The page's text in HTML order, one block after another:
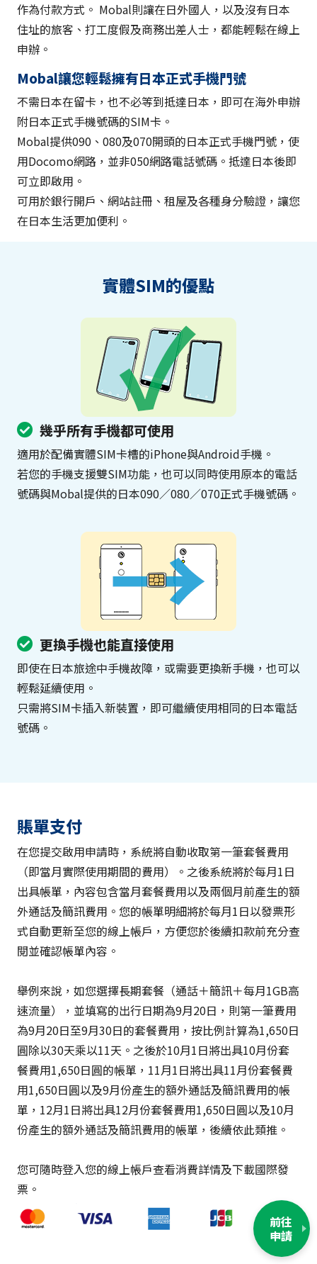
作為付款方式。 Mobal則讓在日外國人，以及沒有日本
住址的旅客、打工度假及商務出差人士，都能輕鬆在線上
申辦。
Mobal讓您輕鬆擁有日本正式手機門號
不需日本在留卡，也不必等到抵達日本，即可在海外申辦
附日本正式手機號碼的SIM卡。
Mobal提供090、080及070開頭的日本正式手機門號，使
用Docomo網路，並非050網路電話號碼。抵達日本後即
可立即啟用。
可用於銀行開戶、網站註冊、租屋及各種身分驗證，讓您
在日本生活更加便利。
實體SIM的優點
幾乎所有手機都可使用
適用於配備實體SIM卡槽的iPhone與Android手機。
若您的手機支援雙SIM功能，也可以同時使用原本的電話
號碼與Mobal提供的日本090／080／070正式手機號碼。
更換手機也能直接使用
即使在日本旅途中手機故障，或需要更換新手機，也可以
輕鬆延續使用。
只需將SIM卡插入新裝置，即可繼續使用相同的日本電話
號碼。
賬單支付
在您提交啟用申請時，系統將自動收取第一筆套餐費用
（即當月實際使用期間的費用）。之後系統將於每月1日
出具帳單，內容包含當月套餐費用以及兩個月前產生的額
外通話及簡訊費用。您的帳單明細將於每月1日以發票形
式自動更新至您的線上帳戶，方便您於後續扣款前充分查
閱並確認帳單內容。
舉例來說，如您選擇長期套餐（通話＋簡訊＋每月1GB高
速流量），並填寫的出行日期為9月20日，則第一筆費用
為9月20日至9月30日的套餐費用，按比例計算為1,650日
圓除以30天乘以11天。之後於10月1日將出具10月份套
餐費用1,650日圓的帳單，11月1日將出具11月份套餐費
用1,650日圓以及9月份產生的額外通話及簡訊費用的帳
單，12月1日將出具12月份套餐費用1,650日圓以及10月
份產生的額外通話及簡訊費用的帳單，後續依此類推。
您可隨時登入您的線上帳戶查看消費詳情及下載國際發
票。
前往
申請